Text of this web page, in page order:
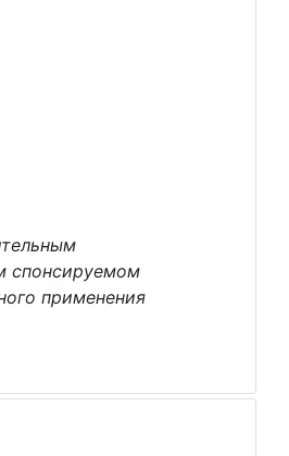
спонсируемом
применения